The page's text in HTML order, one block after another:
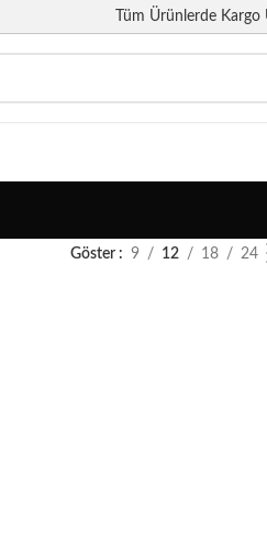
Tüm Ürünlerde Kargo
Göster 9 12 18 24